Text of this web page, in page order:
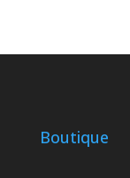
Boutique